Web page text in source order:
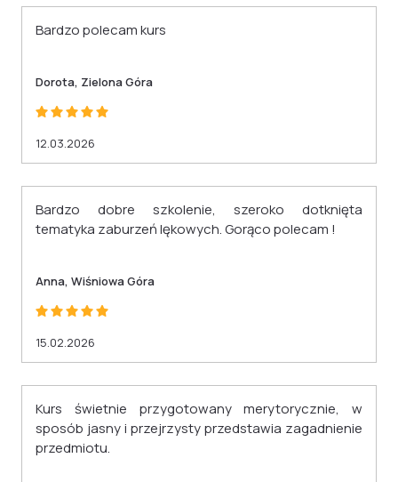
Bardzo polecam kurs
Dorota, Zielona Góra
12.03.2026
Bardzo dobre szkolenie, szeroko dotknięta
tematyka zaburzeń lękowych. Gorąco polecam !
Anna, Wiśniowa Góra
15.02.2026
Kurs świetnie przygotowany merytorycznie, w
sposób jasny i przejrzysty przedstawia zagadnienie
przedmiotu.